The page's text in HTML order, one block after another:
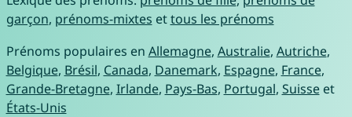
garçon, prénoms-mixtes ettous les prénoms
Prénoms populaires en Allemagne, Australie, Autriche,
Belgique, Brésil, Canada, Danemark, Espagne, France,
Grande-Bretagne, Irlande, Pays-Bas, Portugal, Suisseet
États-Unis